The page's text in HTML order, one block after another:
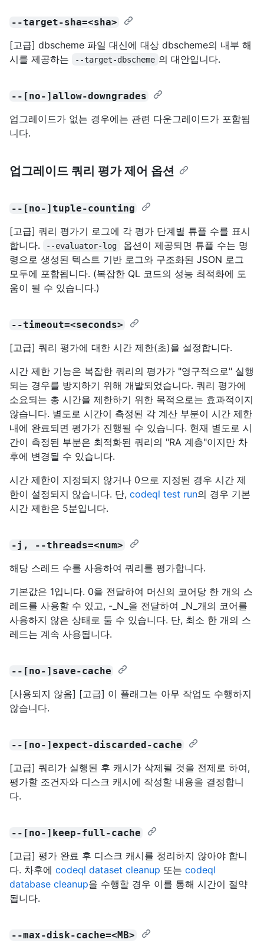
--target-sha=<sha>
[고급] dbscheme 파일 대신에 대상 dbscheme의 내부 해
시를 제공하는
--target-dbscheme 의 대안입니다.
--[no-]allow-downgrades
업그레이드가 없는 경우에는 관련 다운그레이드가 포함됩
니다.
업그레이드 쿼리 평가 제어 옵션
--[no-]tuple-counting
[고급] 쿼리 평가기 로그에 각 평가 단계별 튜플 수를 표시
합니다.
--evaluator-log
옵션이 제공되면 튜플 수는 명
령으로 생성된 텍스트 기반 로그와 구조화된 JSON 로그
모두에 포함됩니다. (복잡한 QL 코드의 성능 최적화에 도
움이 될 수 있습니다.)
--timeout=<seconds>
[고급] 쿼리 평가에 대한 시간 제한(초)을 설정합니다.
시간 제한 기능은 복잡한 쿼리의 평가가 "영구적으로" 실행
되는 경우를 방지하기 위해 개발되었습니다. 쿼리 평가에
소요되는 총 시간을 제한하기 위한 목적으로는 효과적이지
않습니다. 별도로 시간이 측정된 각 계산 부분이 시간 제한
내에 완료되면 평가가 진행될 수 있습니다. 현재 별도로 시
간이 측정된 부분은 최적화된 쿼리의 "RA 계층"이지만 차
후에 변경될 수 있습니다.
시간 제한이 지정되지 않거나 0으로 지정된 경우 시간 제
한이 설정되지 않습니다. 단, codeql test run의 경우 기본
시간 제한은 5분입니다.
-j, --threads=<num>
해당 스레드 수를 사용하여 쿼리를 평가합니다.
기본값은 1입니다. 0을 전달하여 머신의 코어당 한 개의 스
레드를 사용할 수 있고, -_N_을 전달하여 _N_개의 코어를
사용하지 않은 상태로 둘 수 있습니다. 단, 최소 한 개의 스
레드는 계속 사용됩니다.
--[no-]save-cache
[사용되지 않음] [고급] 이 플래그는 아무 작업도 수행하지
않습니다.
--[no-]expect-discarded-cache
[고급] 쿼리가 실행된 후 캐시가 삭제될 것을 전제로 하여,
평가할 조건자와 디스크 캐시에 작성할 내용을 결정합니
다.
--[no-]keep-full-cache
[고급] 평가 완료 후 디스크 캐시를 정리하지 않아야 합니
다. 차후에 codeql dataset cleanup 또는 codeql
database cleanup을 수행할 경우 이를 통해 시간이 절약
됩니다.
--max-disk-cache=<MB>